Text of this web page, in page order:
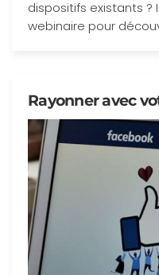
dispositifs existants ?
webinaire pour
Rayonner avec